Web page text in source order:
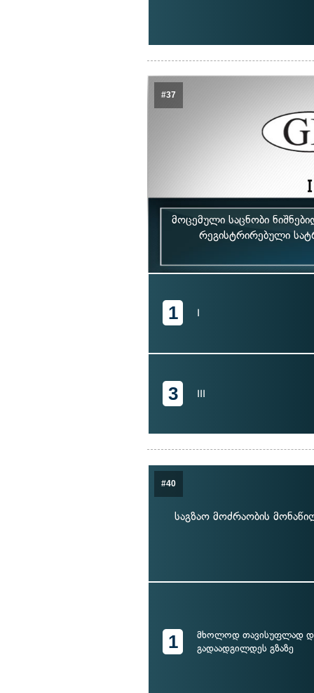
#37
მოცემული საცნობი
რეგისტრირებული
1 I
3 III
#40
საგზაო მოძრაობის
1
მხოლოდ თავისუფლად
გადაადგილდეს გზაზე